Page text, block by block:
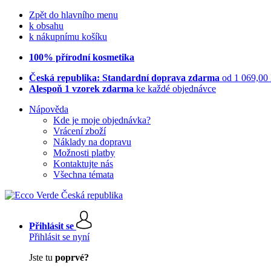
Zpět do hlavního menu
k obsahu
k nákupnímu košíku
100% přírodní kosmetika
Česká republika: Standardní doprava zdarma od 1 069,00
Alespoň 1 vzorek zdarma ke každé objednávce
Nápověda
Kde je moje objednávka?
Vrácení zboží
Náklady na dopravu
Možnosti platby
Kontaktujte nás
Všechna témata
Přihlásit se
Přihlásit se nyní
Jste tu poprvé?